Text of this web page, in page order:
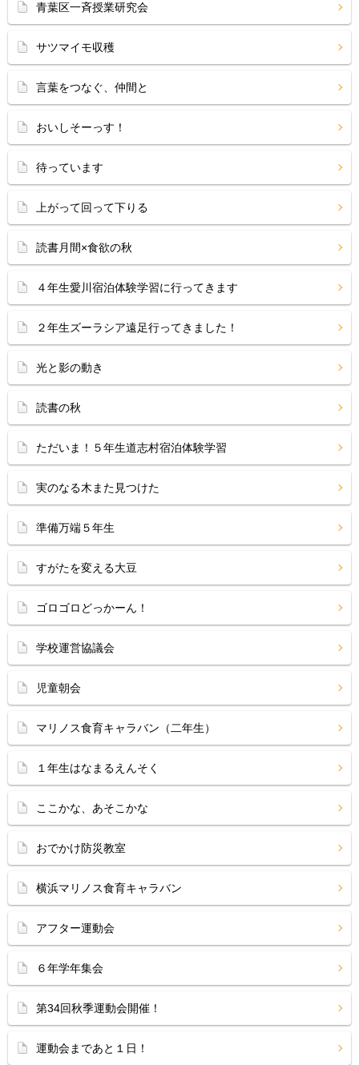
青葉区一斉授業研究会
サツマイモ収穫
言葉をつなぐ、仲間と
おいしそーっす！
待っています
上がって回って下りる
読書月間×食欲の秋
４年生愛川宿泊体験学習に行ってきます
２年生ズーラシア遠足行ってきました！
光と影の動き
読書の秋
ただいま！５年生道志村宿泊体験学習
実のなる木また見つけた
準備万端５年生
すがたを変える大豆
ゴロゴロどっかーん！
学校運営協議会
児童朝会
マリノス食育キャラバン（二年生）
１年生はなまるえんそく
ここかな、あそこかな
おでかけ防災教室
横浜マリノス食育キャラバン
アフター運動会
６年学年集会
第34回秋季運動会開催！
運動会まであと１日！